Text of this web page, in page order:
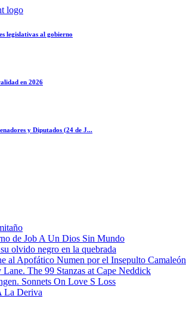
legislativas al gobierno
en 2026
y Diputados (24 de J...
de Job A Un Dios Sin Mundo
olvido negro en la quebrada
al Apofático Numen por el Insepulto Camaleón
The 99 Stanzas at Cape Neddick
Sonnets On Love S Loss
La Deriva